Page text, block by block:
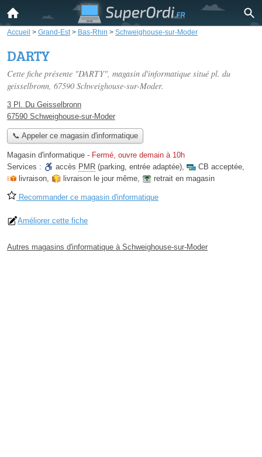
Accueil > Grand-Est > Bas-Rhin > Schweighouse-sur-Moder
DARTY
Cette fiche présente "DARTY", magasin d'informatique situé pl. du
geisselbronn, 67590 Schweighouse-sur-Moder.
3 Pl. Du Geisselbronn
67590 Schweighouse-sur-Moder
📞 Appeler ce magasin d'informatique
Magasin d'informatique - Fermé, ouvre demain à 10h
Services :
accès PMR (parking, entrée adaptée), CB acceptée,
livraison, livraison le jour même, retrait en magasin
Recommander ce magasin d'informatique
Améliorer cette fiche
Autres magasins d'informatique à Schweighouse-sur-Moder